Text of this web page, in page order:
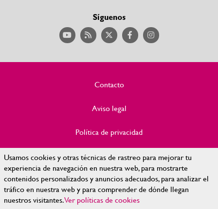
Usamos cookies y otras técnicas de rastreo para mejorar tu
experiencia de navegación en nuestra web, para mostrarte
contenidos personalizados y anuncios adecuados, para analizar el
tráfico en nuestra web y para comprender de dónde llegan
nuestros visitantes.Ver políticas de cookies
Síguenos
Contacto
Aviso legal
Política de privacidad
Política de Cookies
Accesibilidad
Mapa Web